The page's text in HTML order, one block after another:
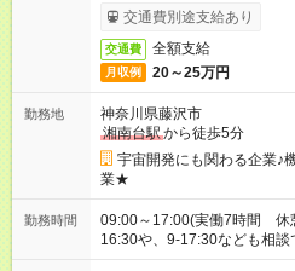
交通費別途支給あり
交通費 全額支給
月収例 20～25万円
勤務地
神奈川県藤沢市
湘南台駅から徒歩5分
宇宙開発にも関わる企業♪
業★
勤務時間
09:00～17:00(実働7時間 休
16:30や、9-17:30なども相談